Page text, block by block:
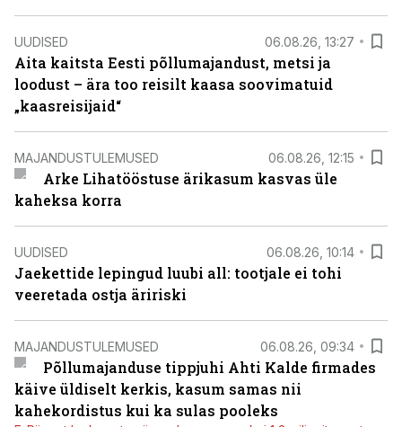
UUDISED 06.08.26, 13:27
Aita kaitsta Eesti põllumajandust, metsi ja
loodust – ära too reisilt kaasa soovimatuid
„kaasreisijaid“
MAJANDUSTULEMUSED 06.08.26, 12:15
Arke Lihatööstuse ärikasum kasvas üle
kaheksa korra
UUDISED 06.08.26, 10:14
Jaekettide lepingud luubi all: tootjale ei tohi
veeretada ostja äririski
MAJANDUSTULEMUSED 06.08.26, 09:34
Põllumajanduse tippjuhi Ahti Kalde firmades
käive üldiselt kerkis, kasum samas nii
kahekordistus kui ka sulas pooleks